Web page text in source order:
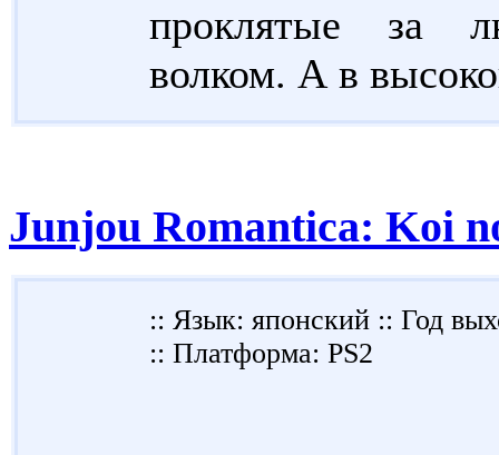
проклятые за
волком. А в
Junjou Romantica: Koi
:: Язык: японский :: Год
:: Платформа: PS2